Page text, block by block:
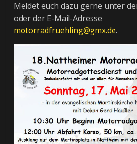
Meldet euch dazu gerne unter
oder der E-Mail-Adresse
motorradfruehling@gmx.de.